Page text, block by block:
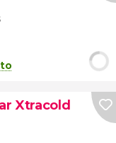
Xtracold